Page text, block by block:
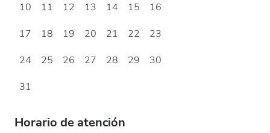
10
11 12 13 14 15
16
17
18 19 20 21 22
23
24
25 26 27 28 29
30
31
Horario de atención